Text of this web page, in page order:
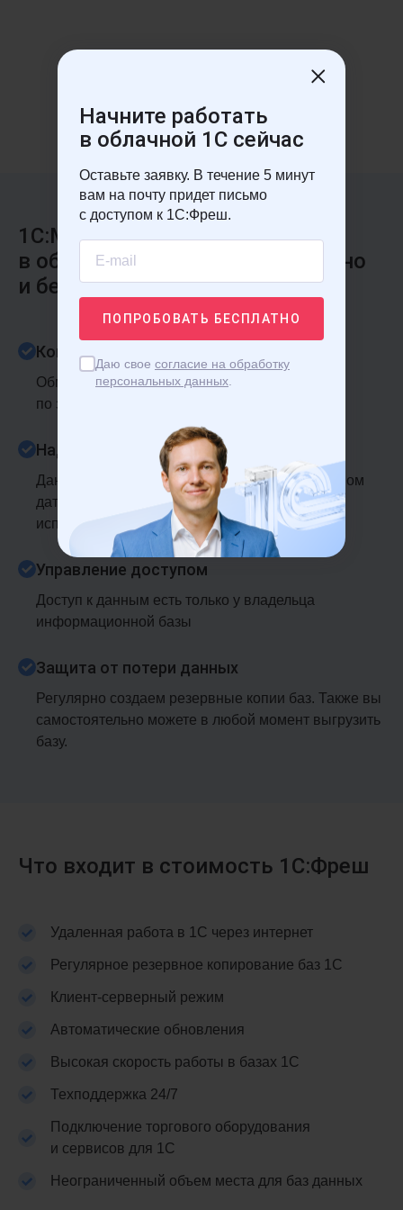
1 2 3 4 5
1С:Маркетинг. Лидогенерация
в облаке 1С:Фреш — это надежно
и безопасно
Конфиденциальность
Обмен данными осуществляется
по зашифрованным каналам связи
Надежные дата-центры
Данные хранятся в современном и защищенном
дата-центре. Для передачи информации
используется защищенный протокол HTTPS
Управление доступом
Доступ к данным есть только у владельца
информационной базы
Защита от потери данных
Регулярно создаем резервные копии баз. Также вы
самостоятельно можете в любой момент выгрузить
базу.
Что входит в стоимость 1С:Фреш
Удаленная работа в 1С через интернет
Регулярное резервное копирование баз 1С
Клиент-серверный режим
Автоматические обновления
Высокая скорость работы в базах 1С
Техподдержка 24/7
Подключение торгового оборудования
и сервисов для 1С
Неограниченный объем места для баз данных
Начните работать
в облачной 1С сейчас
Оставьте заявку. В течение 5 минут
вам на почту придет письмо
с доступом к 1С:Фреш.
ПОПРОБОВАТЬ БЕСПЛАТНО
Даю свое согласие на обработку
персональных данных